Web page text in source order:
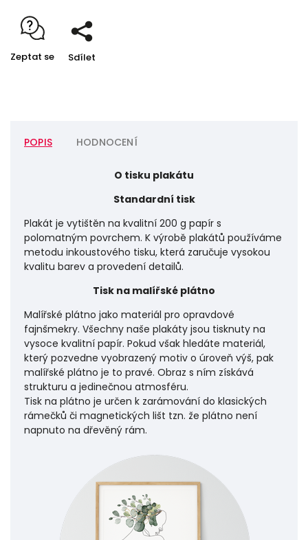
Zeptat se Sdílet
POPIS HODNOCENÍ
O tisku plakátu
Standardní tisk
Plakát je vytištěn na kvalitní 200 g papír s
polomatným povrchem. K výrobě plakátů používáme
metodu inkoustového tisku, která zaručuje vysokou
kvalitu barev a provedení detailů.
Tisk na malířské plátno
Malířské plátno jako materiál pro opravdové
fajnšmekry. Všechny naše plakáty jsou tisknuty na
vysoce kvalitní papír. Pokud však hledáte materiál,
který pozvedne vyobrazený motiv o úroveň výš, pak
malířské plátno je to pravé. Obraz s ním získává
strukturu a jedinečnou atmosféru.
Tisk na plátno je určen k zarámování do klasických
rámečků či magnetických lišt tzn. že plátno není
napnuto na dřevěný rám.